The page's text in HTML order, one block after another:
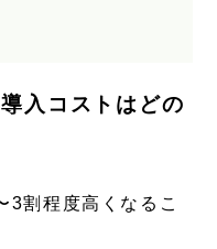
入コストはどの
3割程度高くなるこ